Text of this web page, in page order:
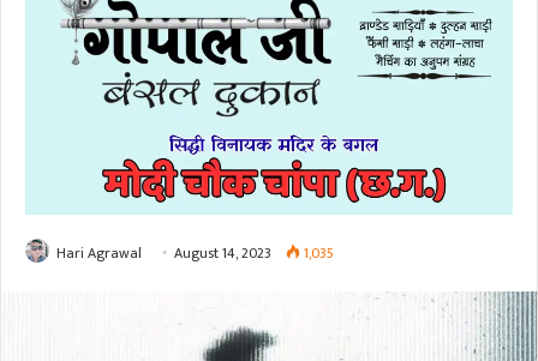
Hari Agrawal August 14, 2023 1,035